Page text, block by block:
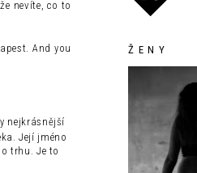
nevíte, co to
And you
nejkrásnější
Její jméno
trhu. Je to
Ž E N Y